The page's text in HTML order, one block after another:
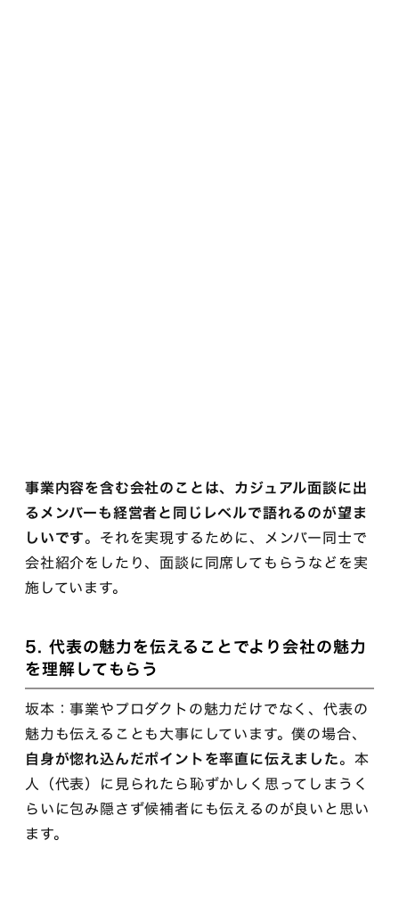
事業内容を含む会社のことは、カジュアル面談に出
るメンバーも経営者と同じレベルで語れるのが望ま
しいです。それを実現するために、メンバー同士で
会社紹介をしたり、面談に同席してもらうなどを実
施しています。
5. 代表の魅力を伝えることでより会社の魅力
を理解してもらう
坂本：事業やプロダクトの魅力だけでなく、代表の
魅力も伝えることも大事にしています。僕の場合、
自身が惚れ込んだポイントを率直に伝えました。本
人（代表）に見られたら恥ずかしく思ってしまうく
らいに包み隠さず候補者にも伝えるのが良いと思い
ます。